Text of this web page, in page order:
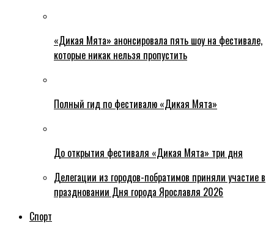
«Дикая Мята» анонсировала пять шоу на фестивале,
которые никак нельзя пропустить
Полный гид по фестивалю «Дикая Мята»
До открытия фестиваля «Дикая Мята» три дня
Делегации из городов-побратимов приняли участие в
праздновании Дня города Ярославля 2026
Спорт